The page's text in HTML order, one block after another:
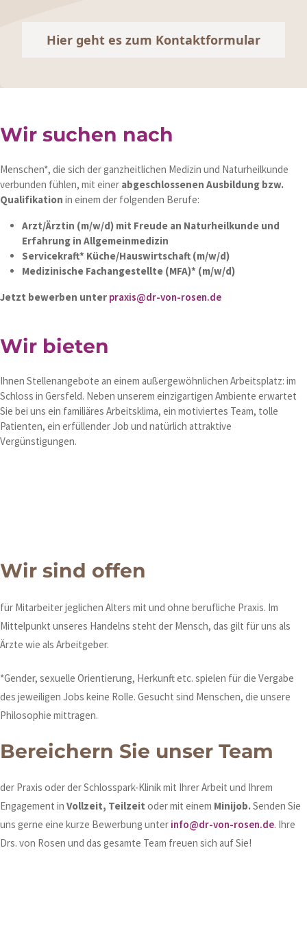
Hier geht es zum Kontaktformular
Wir suchen nach
Menschen*, die sich der ganzheitlichen Medizin und Naturheilkunde
verbunden fühlen, mit einer abgeschlossenen Ausbildung bzw.
Qualifikation in einem der folgenden Berufe:
Arzt/Ärztin (m/w/d) mit Freude an Naturheilkunde und
Erfahrung in Allgemeinmedizin
Servicekraft* Küche/Hauswirtschaft (m/w/d)
Medizinische Fachangestellte (MFA)* (m/w/d)
Jetzt bewerben unter praxis@dr-von-rosen.de
Wir bieten
Ihnen Stellenangebote an einem außergewöhnlichen Arbeitsplatz: im
Schloss in Gersfeld. Neben unserem einzigartigen Ambiente erwartet
Sie bei uns ein familiäres Arbeitsklima, ein motiviertes Team, tolle
Patienten, ein erfüllender Job und natürlich attraktive
Vergünstigungen.
Wir sind offen
für Mitarbeiter jeglichen Alters mit und ohne berufliche Praxis. Im
Mittelpunkt unseres Handelns steht der Mensch, das gilt für uns als
Ärzte wie als Arbeitgeber.
*Gender, sexuelle Orientierung, Herkunft etc. spielen für die Vergabe
des jeweiligen Jobs keine Rolle. Gesucht sind Menschen, die unsere
Philosophie mittragen.
Bereichern Sie unser Team
der Praxis oder der Schlosspark-Klinik mit Ihrer Arbeit und Ihrem
Engagement in Vollzeit, Teilzeit oder mit einem Minijob.Senden Sie
uns gerne eine kurze Bewerbung unter info@dr-von-rosen.de. Ihre
Drs. von Rosen und das gesamte Team freuen sich auf Sie!